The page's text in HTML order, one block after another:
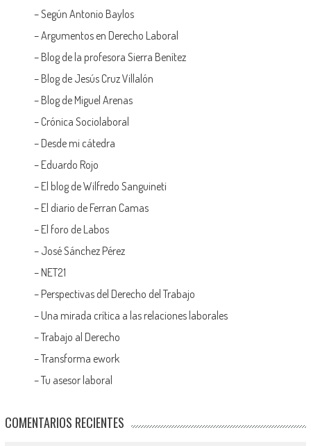
– Según Antonio Baylos
–Argumentos en Derecho Laboral
– Blog de la profesora Sierra Benítez
– Blog de Jesús Cruz Villalón
– Blog de Miguel Arenas
– Crónica Sociolaboral
– Desde mi cátedra
– Eduardo Rojo
– El blog de Wilfredo Sanguineti
– El diario de Ferran Camas
– El foro de Labos
– José Sánchez Pérez
– NET21
– Perspectivas del Derecho del Trabajo
– Una mirada crítica a las relaciones laborales
–Trabajo al Derecho
–Transforma ework
–Tu asesor laboral
COMENTARIOS RECIENTES